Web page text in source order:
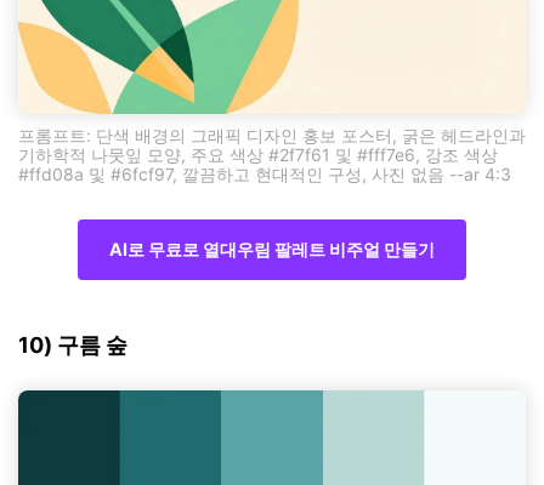
프롬프트: 단색 배경의 그래픽 디자인 홍보 포스터, 굵은 헤드라인과
기하학적 나뭇잎 모양, 주요 색상 #2f7f61 및 #fff7e6, 강조 색상
#ffd08a 및 #6fcf97, 깔끔하고 현대적인 구성, 사진 없음 --ar 4:3
AI로 무료로 열대우림 팔레트 비주얼 만들기
10) 구름 숲